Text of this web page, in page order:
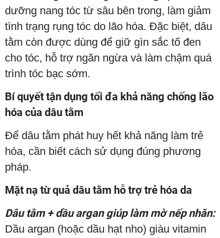
dưỡng nang tóc từ sâu bên trong, làm giảm
tình trạng rụng tóc do lão hóa. Đặc biệt, dâu
tằm còn được dùng để giữ gìn sắc tố đen
cho tóc, hỗ trợ ngăn ngừa và làm chậm quá
trình tóc bạc sớm.
Bí quyết tận dụng tối đa khả năng chống lão
hóa của dâu tằm
Để dâu tằm phát huy hết khả năng làm trẻ
hóa, cần biết cách sử dụng đúng phương
pháp.
Mặt nạ từ quả dâu tằm hỗ trợ trẻ hóa da
Dâu tằm + dầu argan giúp làm mờ nếp nhăn:
Dầu argan (hoặc dầu hạt nho) giàu vitamin